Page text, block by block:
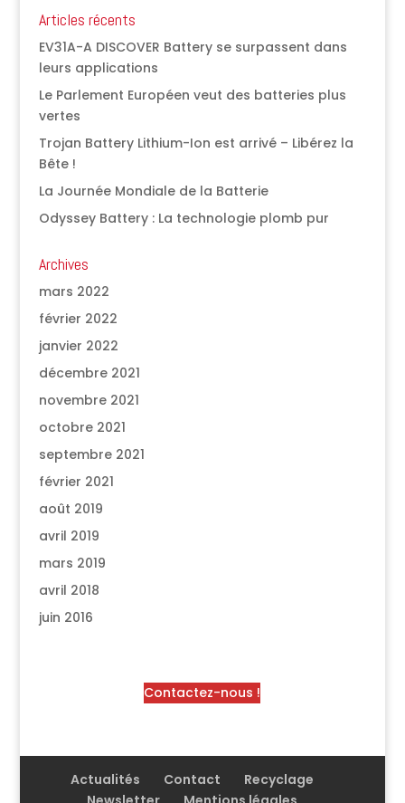
Articles récents
EV31A-A DISCOVER Battery se surpassent dans
leurs applications
Le Parlement Européen veut des batteries plus
vertes
Trojan Battery Lithium-Ion est arrivé – Libérez la
Bête !
La Journée Mondiale de la Batterie
Odyssey Battery : La technologie plomb pur
Archives
mars 2022
février 2022
janvier 2022
décembre 2021
novembre 2021
octobre 2021
septembre 2021
février 2021
août 2019
avril 2019
mars 2019
avril 2018
juin 2016
Contactez-nous !
Actualités Contact
Recyclage